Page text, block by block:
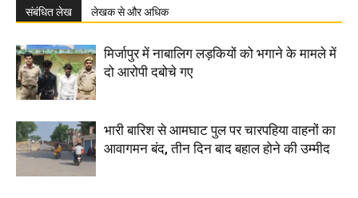
संबंधित लेख लेखक से और अधिक
मिर्जापुर में नाबालिग लड़कियों को भगाने के मामले में
दो आरोपी दबोचे गए
भारी बारिश से आमघाट पुल पर चारपहिया वाहनों का
आवागमन बंद, तीन दिन बाद बहाल होने की उम्मीद